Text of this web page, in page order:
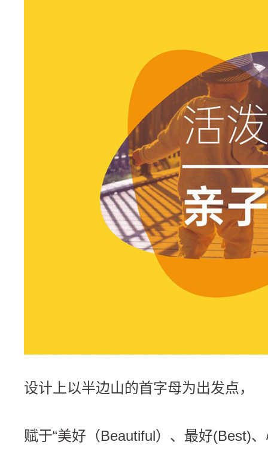
设计上以半边山的首字母为出发点，
赋于“美好（Beautiful）、最好(Best)